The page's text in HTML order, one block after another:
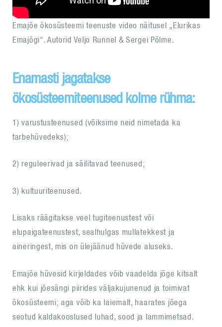
Emajõe ökosüsteemi teenuste video näitusel „Elurikas
Emajõgi“. Autorid Veljo Runnel & Sergei Põlme.
Enamasti jagatakse
ökosüsteemiteenused kolme rühma:
1) varustusteenused (võiksime neid nimetada ka
tarbehüvedeks);
2) reguleerivad ja säilitavad teenused;
3) kultuuriteenused.
Lisaks räägitakse veel tugiteenustest või
elupaigateenustest, sealhulgas mullatekkest ja
aineringest, mis on ülejäänud hüvede aluseks.
Emajõe hüvesid kirjeldades võib vaadelda jõge kitsalt
ehk kui jõesängi piirides väljakujunenud ja toimivat
ökosüsteemi; aga võib ka laiemalt, haarates jõega
seotud kaldakooslused luhad, sood ja lammimetsad.